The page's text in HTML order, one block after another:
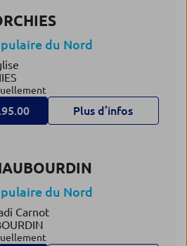
du Nord
Plus d’infos
du Nord
Carnot